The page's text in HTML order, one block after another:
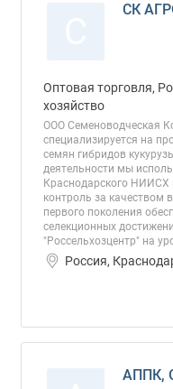
СК
Оптовая торговля,
хозяйство
ООО Семеноводческая
специализируется на
семян гибридов
деятельности мы
Краснодарского
контроль за
первого поколения
селекционных
"Россельхозцентр" на
Россия,
АППК,